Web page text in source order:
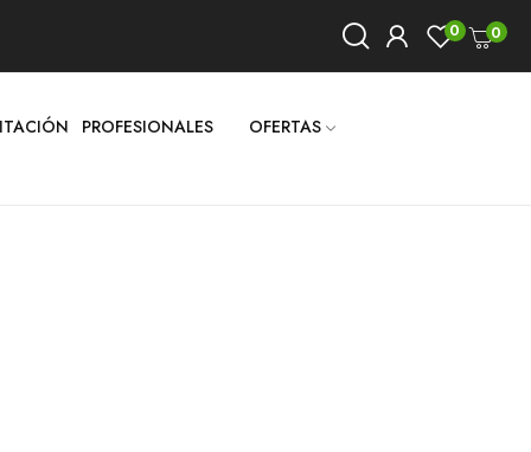
0 0
PROFESIONALES OFERTAS